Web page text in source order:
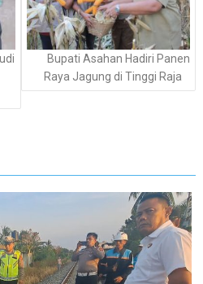
Bupati Asahan Hadiri Panen
Raya Jagung di Tinggi Raja